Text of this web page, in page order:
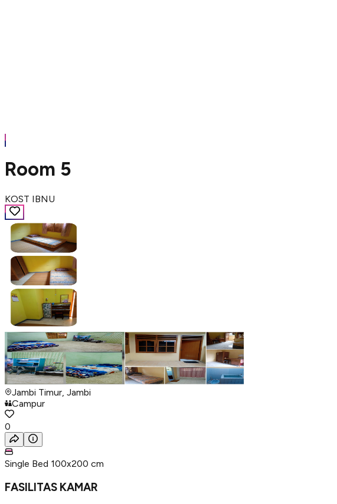
Room 5
KOST IBNU
Jambi Timur, Jambi
Campur
0
Single Bed 100x200 cm
FASILITAS KAMAR